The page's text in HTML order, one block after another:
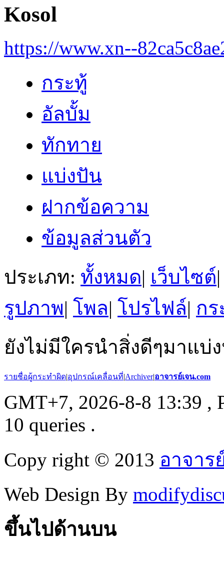
Kosol
https://www.xn--
กระทู้
อัลบั้ม
ทักทาย
แบ่งปัน
ฝากข้อความ
ข้อมูลส่วนตัว
ประเภท: ทั้งหมด| เว็บไซต์|
รูปภาพ| โพล| โปรไฟล์| กร
ยังไม่มีใครนำสิ่งดีๆมาแบ่
รายชื่อผู้กระทำผิด|อุปกรณ์เคลื่อนที่|Archiver|อาจารย์เจน.com
GMT+7, 2026-8-8 13:39 ,
10 queries .
Copy right © 2013 อาจาร
Web Design By
ขึ้นไปด้านบน